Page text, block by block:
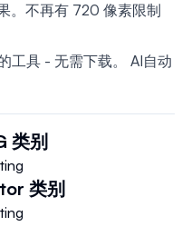
。不再有 720 像素限制
工具 - 无需下载。 AI自动
类别
类别